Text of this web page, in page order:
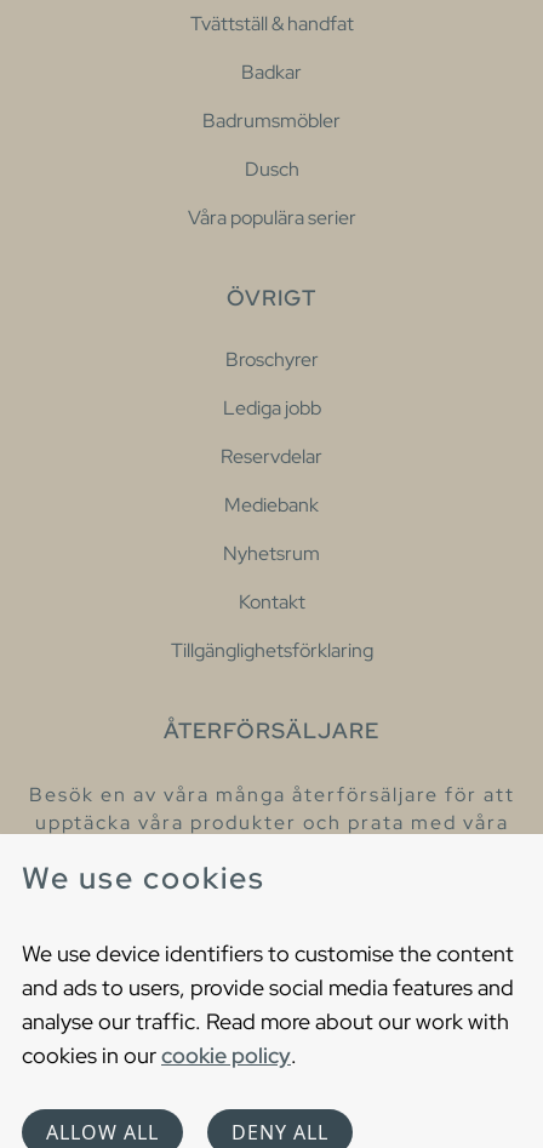
We use cookies
We use device identifiers to customise the content
and ads to users, provide social media features and
analyse our traffic. Read more about our work with
cookies in ourcookie policy.
ALLOW ALL DENY ALL
Tvättställ & handfat
Badkar
Badrumsmöbler
Dusch
Våra populära serier
ÖVRIGT
Broschyrer
Lediga jobb
Reservdelar
Mediebank
Nyhetsrum
Kontakt
Tillgänglighetsförklaring
ÅTERFÖRSÄLJARE
Besök en av våra många återförsäljare för att
upptäcka våra produkter och prata med våra
Cookies
Privacy statement